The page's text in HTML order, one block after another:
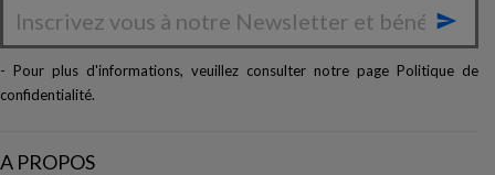

- Pour plus d'informations, veuillez consulter notre page Politique de
confidentialité.
A PROPOS